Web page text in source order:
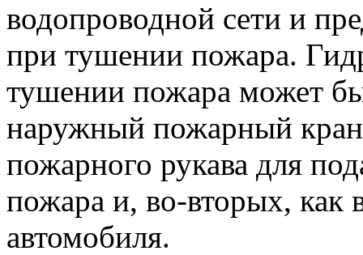
водопроводной сети и
при тушении пожара.
тушении пожара может
наружный пожарный кран
пожарного рукава для
пожара и, во-вторых, как
автомобиля.